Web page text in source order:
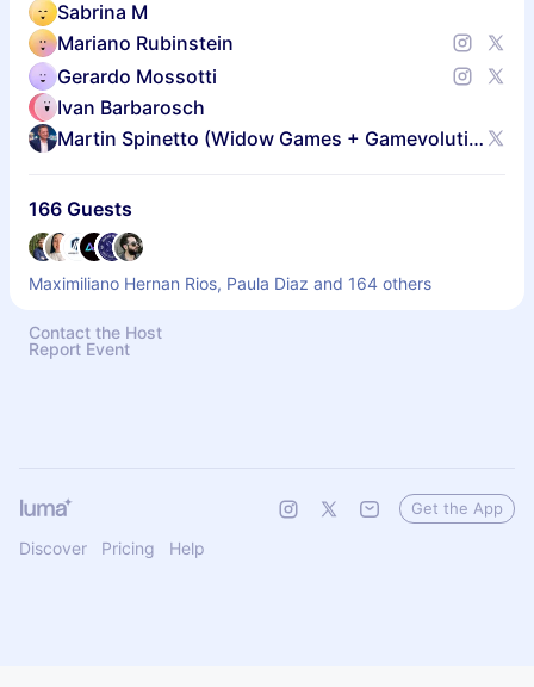
Sabrina M
Mariano Rubinstein
Gerardo Mossotti
Ivan Barbarosch
Martin Spinetto (Widow Games + Gamevolution + BGA Latam)
166 Guests
Maximiliano Hernan Rios, Paula Diaz and 164 others
Contact the Host
Report Event
Discover Pricing Help
Get the App